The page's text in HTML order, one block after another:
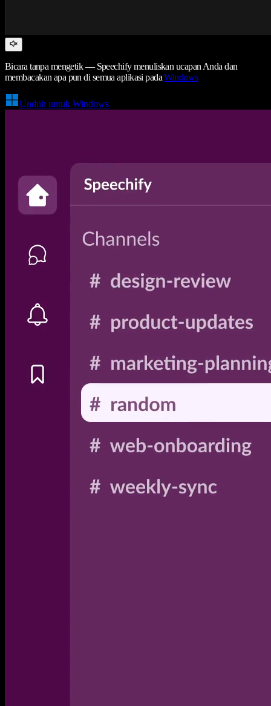
Bicara tanpa mengetik — Speechify menuliskan ucapan Anda dan
membacakan apa pun di semua aplikasi padaWindows
Unduh untuk Windows